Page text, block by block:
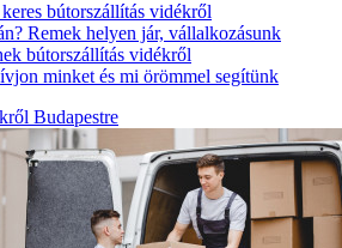
bútorszállítás vidékről
Remek helyen jár, vállalkozásunk
bútorszállítás vidékről
minket és mi örömmel segítünk
Budapestre